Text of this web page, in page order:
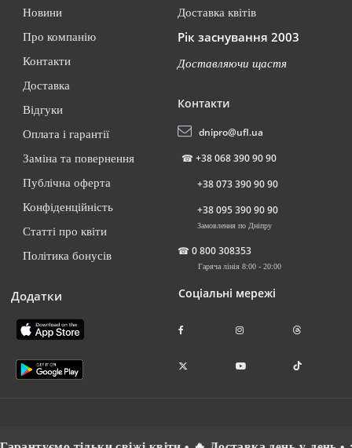
Новини
Про компанію
Контакти
Доставка
Відгуки
Оплата і гарантії
Заміна та повернення
Публічна оферта
Конфіденційність
Статті про квіти
Політика бонусів
Додатки
Доставка квітів
Рік заснування 2003
Доставляючи щастя
Контакти
dnipro@ufl.ua
☎ +38 068 390 90 90
+38 073 390 90 90
+38 095 390 90 90
Замовлення по Дніпру
☎ 0 800 308353
Гаряча лінія 8:00 - 20:00
Соціальні мережі